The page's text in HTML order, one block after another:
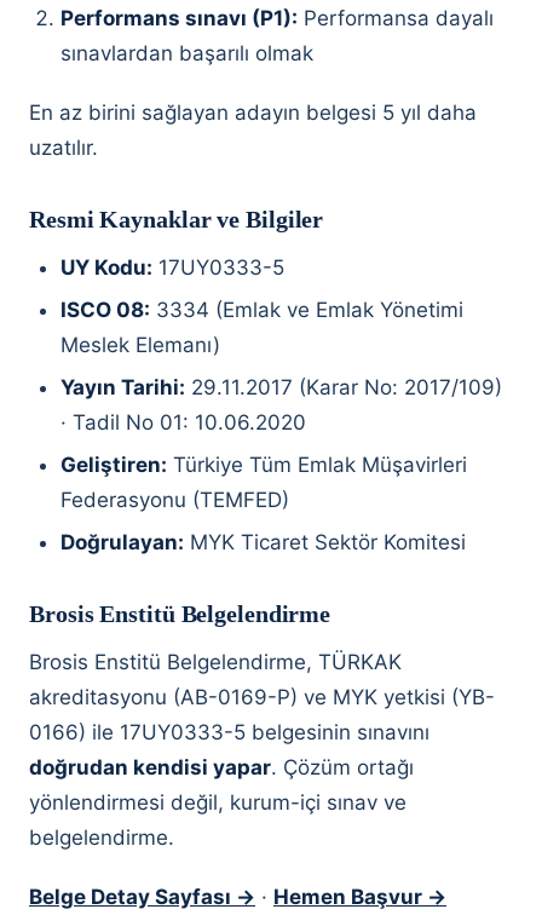
Performans sınavı (P1): Performansa dayalı
sınavlardan başarılı olmak
En az birini sağlayan adayın belgesi 5 yıl daha
uzatılır.
Resmi Kaynaklar ve Bilgiler
UY Kodu: 17UY0333-5
ISCO 08: 3334 (Emlak ve Emlak Yönetimi
Meslek Elemanı)
Yayın Tarihi: 29.11.2017 (Karar No: 2017/109)
· Tadil No 01: 10.06.2020
Geliştiren: Türkiye Tüm Emlak Müşavirleri
Federasyonu (TEMFED)
Doğrulayan: MYK Ticaret Sektör Komitesi
Brosis Enstitü Belgelendirme
Brosis Enstitü Belgelendirme, TÜRKAK
akreditasyonu (AB-0169-P) ve MYK yetkisi (YB-
0166) ile 17UY0333-5 belgesinin sınavını
doğrudan kendisi yapar. Çözüm ortağı
yönlendirmesi değil, kurum-içi sınav ve
belgelendirme.
Belge Detay Sayfası → · Hemen Başvur →